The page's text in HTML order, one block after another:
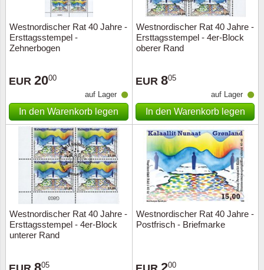
Westnordischer Rat 40 Jahre -
Ersttagsstempel -
Zehnerbogen
EUR 2000
auf Lager
In den Warenkorb legen
Westnordischer Rat 40 Jahre -
Ersttagsstempel - 4er-Block
oberer Rand
EUR 805
auf Lager
In den Warenkorb legen
Westnordischer Rat 40 Jahre -
Ersttagsstempel - 4er-Block
unterer Rand
05
Westnordischer Rat 40 Jahre -
Postfrisch - Briefmarke
00